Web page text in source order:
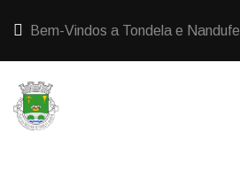
Bem-Vindos a Tondela e Nandufe